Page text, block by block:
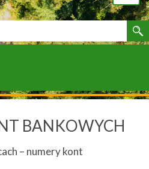
BANKOWYCH
– numery kont